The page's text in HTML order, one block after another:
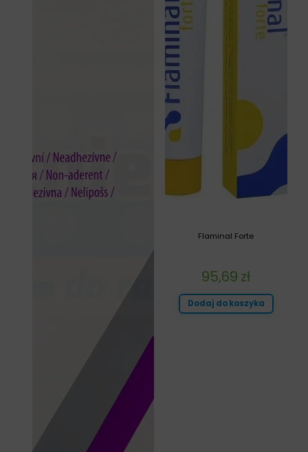
Flaminal Forte
95,69 zł
Dodaj do koszyka